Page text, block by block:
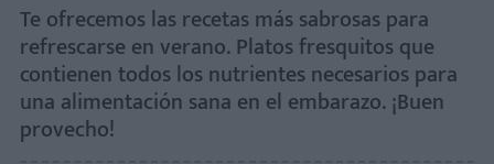
Te ofrecemos las recetas más sabrosas para
refrescarse en verano. Platos fresquitos que
contienen todos los nutrientes necesarios para
una alimentación sana en el embarazo. ¡Buen
provecho!